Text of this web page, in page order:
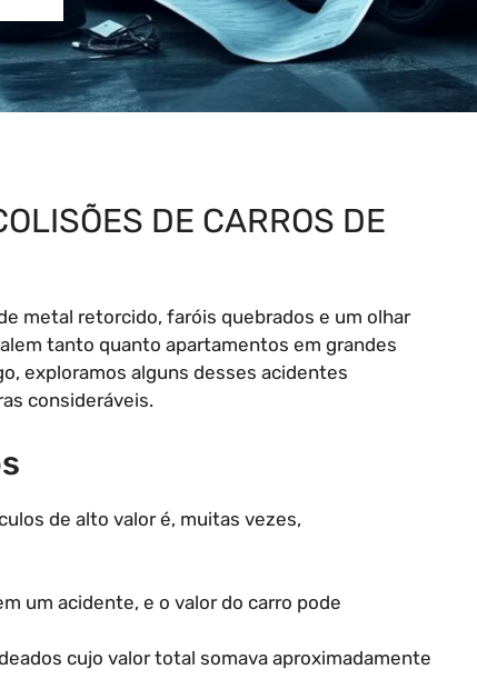
DE CARROS DE
metal retorcido, faróis quebrados e um olhar
tanto quanto apartamentos em grandes
exploramos alguns desses acidentes
consideráveis.
de alto valor é, muitas vezes,
um acidente, e o valor do carro pode
cujo valor total somava aproximadamente